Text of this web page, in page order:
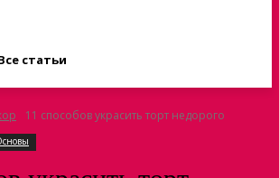
статьи
11 способов украсить торт недорого